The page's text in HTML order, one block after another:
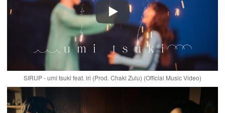
Play
SIRUP - umi tsuki feat. iri (Prod. Chaki Zulu) (Official Music Video)